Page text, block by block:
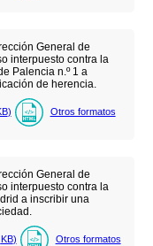
General de
interpuesto contra la
Palencia n.º 1 a
de herencia.
) Otros formatos
General de
interpuesto contra la
a inscribir una
KB) Otros formatos